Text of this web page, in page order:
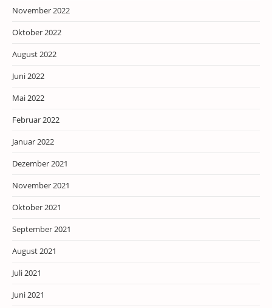
November 2022
Oktober 2022
August 2022
Juni 2022
Mai 2022
Februar 2022
Januar 2022
Dezember 2021
November 2021
Oktober 2021
September 2021
August 2021
Juli 2021
Juni 2021